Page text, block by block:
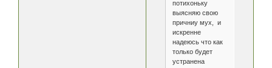
потихоньку
выясняю свою
причниу мух, и
искренне
надеюсь что как
только будет
устранена